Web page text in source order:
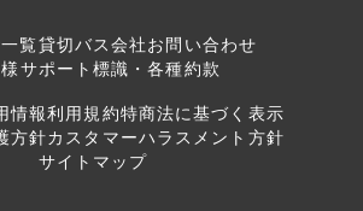
覧貸切バス会社お問い合わせ
サポート 標識・各種約款
情報利用規約特商法に基づく表示
方針カスタマーハラスメント方針
サイトマップ